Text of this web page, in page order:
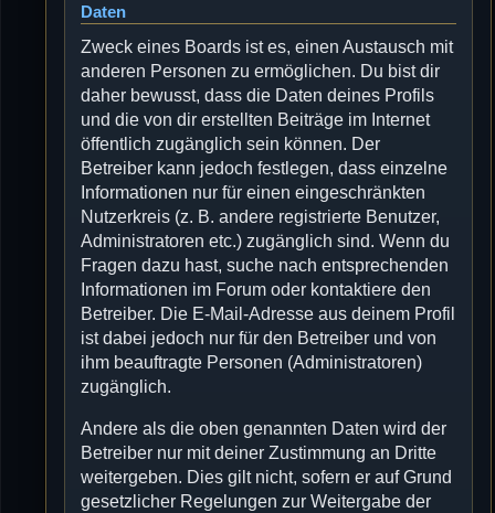
Daten
Zweck eines Boards ist es, einen Austausch mit
anderen Personen zu ermöglichen. Du bist dir
daher bewusst, dass die Daten deines Profils
und die von dir erstellten Beiträge im Internet
öffentlich zugänglich sein können. Der
Betreiber kann jedoch festlegen, dass einzelne
Informationen nur für einen eingeschränkten
Nutzerkreis (z. B. andere registrierte Benutzer,
Administratoren etc.) zugänglich sind. Wenn du
Fragen dazu hast, suche nach entsprechenden
Informationen im Forum oder kontaktiere den
Betreiber. Die E-Mail-Adresse aus deinem Profil
ist dabei jedoch nur für den Betreiber und von
ihm beauftragte Personen (Administratoren)
zugänglich.
Andere als die oben genannten Daten wird der
Betreiber nur mit deiner Zustimmung an Dritte
weitergeben. Dies gilt nicht, sofern er auf Grund
gesetzlicher Regelungen zur Weitergabe der